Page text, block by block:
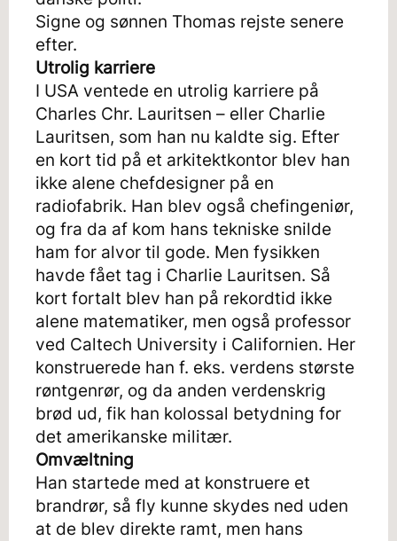
Signe og sønnen Thomas rejste senere
efter.
Utrolig karriere
I USA ventede en utrolig karriere på
Charles Chr. Lauritsen – eller Charlie
Lauritsen, som han nu kaldte sig. Efter
en kort tid på et arkitektkontor blev han
ikke alene chefdesigner på en
radiofabrik. Han blev også chefingeniør,
og fra da af kom hans tekniske snilde
ham for alvor til gode. Men fysikken
havde fået tag i Charlie Lauritsen. Så
kort fortalt blev han på rekordtid ikke
alene matematiker, men også professor
ved Caltech University i Californien. Her
konstruerede han f. eks. verdens største
røntgenrør, og da anden verdenskrig
brød ud, fik han kolossal betydning for
det amerikanske militær.
Omvæltning
Han startede med at konstruere et
brandrør, så fly kunne skydes ned uden
at de blev direkte ramt, men hans